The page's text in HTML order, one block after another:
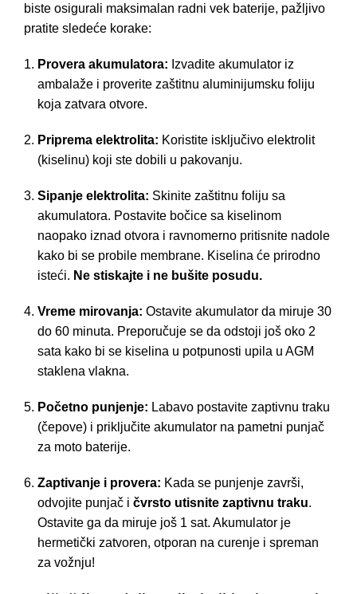
biste osigurali maksimalan radni vek baterije, pažljivo
pratite sledeće korake:
Provera akumulatora: Izvadite akumulator iz
ambalaže i proverite zaštitnu aluminijumsku foliju
koja zatvara otvore.
Priprema elektrolita: Koristite isključivo elektrolit
(kiselinu) koji ste dobili u pakovanju.
Sipanje elektrolita: Skinite zaštitnu foliju sa
akumulatora. Postavite bočice sa kiselinom
naopako iznad otvora i ravnomerno pritisnite nadole
kako bi se probile membrane. Kiselina će prirodno
isteći. Ne stiskajte i ne bušite posudu.
Vreme mirovanja: Ostavite akumulator da miruje 30
do 60 minuta. Preporučuje se da odstoji još oko 2
sata kako bi se kiselina u potpunosti upila u AGM
staklena vlakna.
Početno punjenje: Labavo postavite zaptivnu traku
(čepove) i priključite akumulator na pametni punjač
za moto baterije.
Zaptivanje i provera: Kada se punjenje završi,
odvojite punjač i čvrsto utisnite zaptivnu traku.
Ostavite ga da miruje još 1 sat. Akumulator je
hermetički zatvoren, otporan na curenje i spreman
za vožnju!